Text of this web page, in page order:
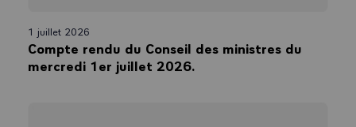
1 juillet 2026
Compte rendu du Conseil des ministres du
mercredi 1er juillet 2026.